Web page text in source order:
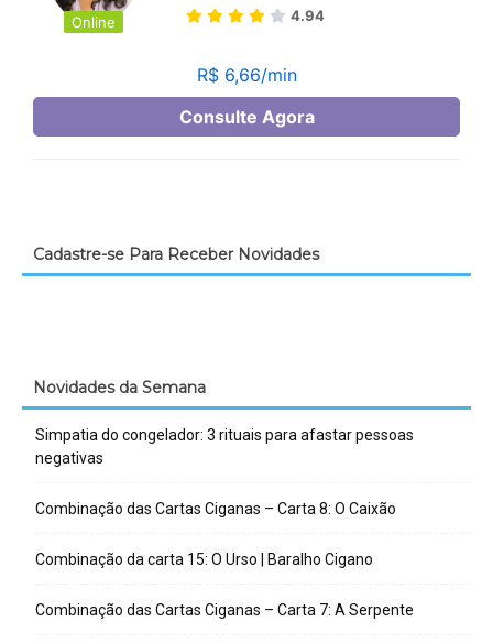
Cadastre-se Para Receber Novidades
Novidades da Semana
Simpatia do congelador: 3 rituais para afastar pessoas
negativas
Combinação das Cartas Ciganas – Carta 8: O Caixão
Combinação da carta 15: O Urso | Baralho Cigano
Combinação das Cartas Ciganas – Carta 7: A Serpente